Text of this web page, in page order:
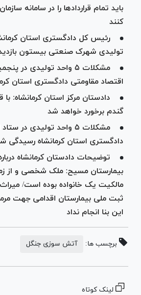
باید تمام قرارداد‌ها را در سامانه
کنند
رئیس کل دادگستری استان
تولیدی شهرک صنعتی بیستون
مشکلات ۵ واحد تولیدی
اقتصاد مقاومتی دادگستری استان
دادستان مرکز استان کرمانشاه: با
گندم برخورد خواهد شد
مشکلات ۵ واحد تولیدی در
دادگستری استان کرمانشاه رسیدگی
توضیحات دادستان کرمانشاه
بیمارستان مسیح: ملک شخصی و از
مالکیت یک خانواده بوده است/
ثبت ملی بیمارستان اقدامی جهت
این بنا انجام نداد
برچسب ها: آتش سوزی جنگل
لینک کوتاه